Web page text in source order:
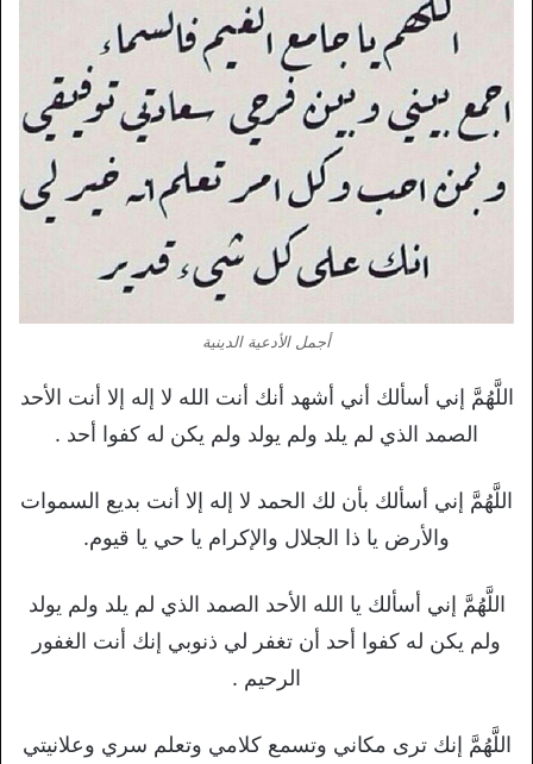
أجمل الأدعية الدينية
اللَّهُمَّ إني أسألك أني أشهد أنك أنت الله لا إله إلا أنت الأحد
الصمد الذي لم يلد ولم يولد ولم يكن له كفوا أحد .
اللَّهُمَّ إني أسألك بأن لك الحمد لا إله إلا أنت بديع السموات
والأرض يا ذا الجلال والإكرام يا حي يا قيوم.
اللَّهُمَّ إني أسألك يا الله الأحد الصمد الذي لم يلد ولم يولد
ولم يكن له كفوا أحد أن تغفر لي ذنوبي إنك أنت الغفور
الرحيم .
اللَّهُمَّ إنك ترى مكاني وتسمع كلامي وتعلم سري وعلانيتي